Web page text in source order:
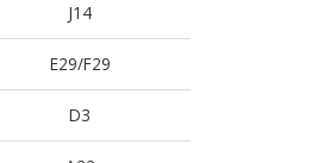
J14
E29/F29
D3